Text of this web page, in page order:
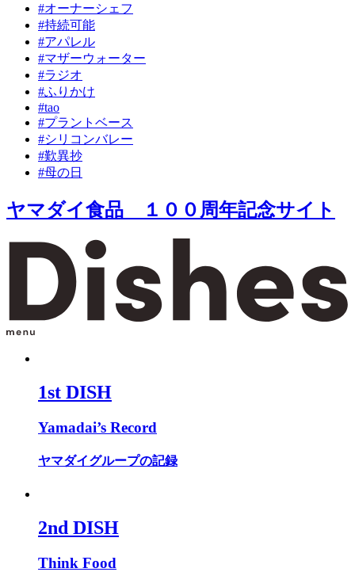
#オーナーシェフ
#持続可能
#アパレル
#マザーウォーター
#ラジオ
#ふりかけ
#tao
#プラントベース
#シリコンバレー
#歎異抄
#母の日
ヤマダイ食品 １００周年記念サイト
1st DISH
Yamadai’s Record
ヤマダイグループの記録
2nd DISH
Think Food